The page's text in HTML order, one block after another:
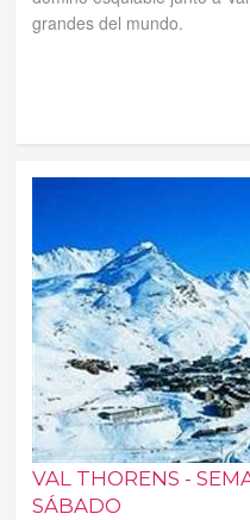
grandes del mundo.
VAL THORENS -
SÁBADO